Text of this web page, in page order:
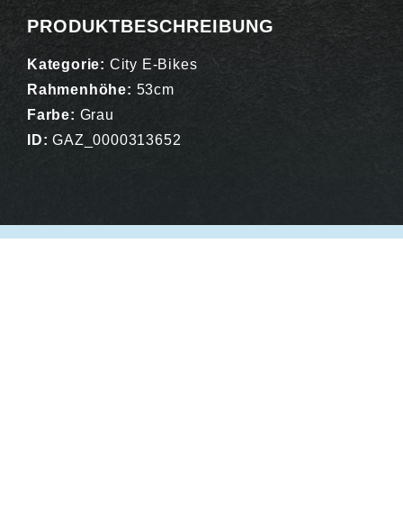
PRODUKTBESCHREIBUNG
Kategorie: City E-Bikes
Rahmenhöhe: 53cm
Farbe: Grau
ID: GAZ_0000313652